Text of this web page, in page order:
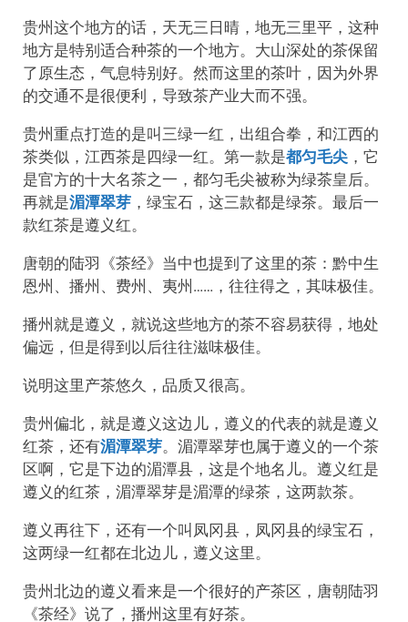
贵州这个地方的话，天无三日晴，地无三里平，这种
地方是特别适合种茶的一个地方。大山深处的茶保留
了原生态，气息特别好。然而这里的茶叶，因为外界
的交通不是很便利，导致茶产业大而不强。
贵州重点打造的是叫三绿一红，出组合拳，和江西的
茶类似，江西茶是四绿一红。第一款是都匀毛尖 ，它
是官方的十大名茶之一，都匀毛尖被称为绿茶皇后。
再就是湄潭翠芽 ，绿宝石，这三款都是绿茶。最后一
款红茶是遵义红。
唐朝的陆羽《茶经》当中也提到了这里的茶：黔中生
恩州、播州、费州、夷州……，往往得之，其味极佳。
播州就是遵义，就说这些地方的茶不容易获得，地处
偏远，但是得到以后往往滋味极佳。
说明这里产茶悠久，品质又很高。
贵州偏北，就是遵义这边儿，遵义的代表的就是遵义
红茶，还有湄潭翠芽。湄潭翠芽也属于遵义的一个茶
区啊，它是下边的湄潭县，这是个地名儿。遵义红是
遵义的红茶，湄潭翠芽是湄潭的绿茶，这两款茶。
遵义再往下，还有一个叫凤冈县，凤冈县的绿宝石，
这两绿一红都在北边儿，遵义这里。
贵州北边的遵义看来是一个很好的产茶区，唐朝陆羽
《茶经》说了，播州这里有好茶。